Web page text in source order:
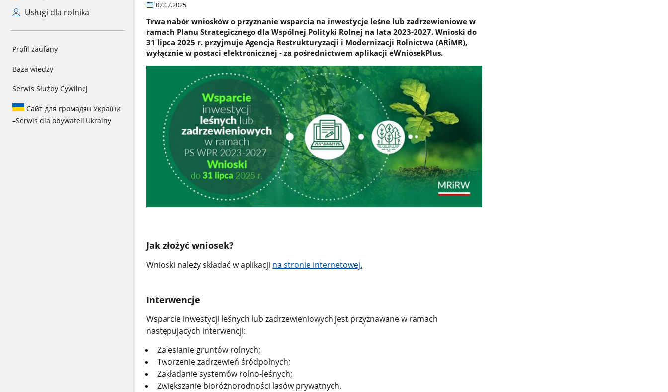
Usługi dla rolnika
Profil zaufany
Baza wiedzy
Serwis Służby Cywilnej
Сайт для громадян України
–Serwis dla obywateli Ukrainy
07.07.2025
Trwa nabór wniosków o przyznanie wsparcia na inwestycje leśne lub zadrzewieniowe w
ramach Planu Strategicznego dla Wspólnej Polityki Rolnej na lata 2023-2027. Wnioski do
31 lipca 2025 r. przyjmuje Agencja Restrukturyzacji i Modernizacji Rolnictwa (ARiMR),
wyłącznie w postaci elektronicznej - za pośrednictwem aplikacji eWniosekPlus.
Jak złożyć wniosek?
Wnioski należy składać w aplikacji na stronie internetowej.
Interwencje
Wsparcie inwestycji leśnych lub zadrzewieniowych jest przyznawane w ramach
następujących interwencji:
Zalesianie gruntów rolnych;
Tworzenie zadrzewień śródpolnych;
Zakładanie systemów rolno-leśnych;
Zwiększanie bioróżnorodności lasów prywatnych.